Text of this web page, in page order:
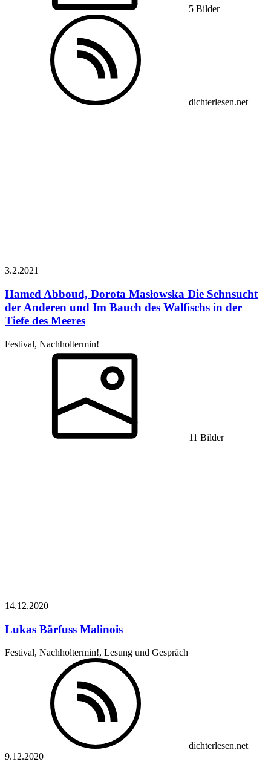
5 Bilder
dichterlesen.net
3.2.2021
Hamed Abboud, Dorota Masłowska Die Sehnsucht
der Anderen und Im Bauch des Walfischs in der
Tiefe des Meeres
Festival, Nachholtermin!
11 Bilder
14.12.2020
Lukas Bärfuss Malinois
Festival, Nachholtermin!, Lesung und Gespräch
dichterlesen.net
9.12.2020